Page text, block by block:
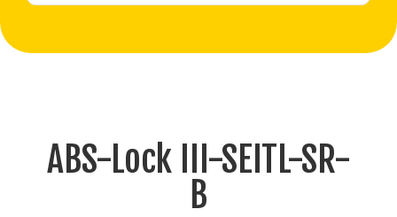
ABS-Lock III-SEITL-SR-
B